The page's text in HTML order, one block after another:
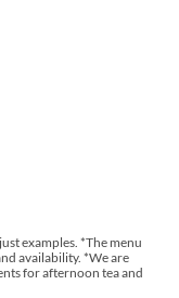
examples. *The menu
availability. *We are
for afternoon tea and